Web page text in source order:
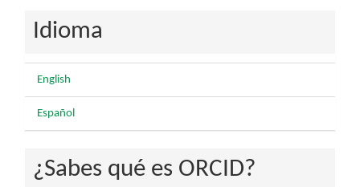
Idioma
English
Español
¿Sabes qué es ORCID?